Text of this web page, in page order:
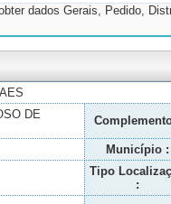
dados Gerais, Pedido,
DE
Município :
Tipo
: